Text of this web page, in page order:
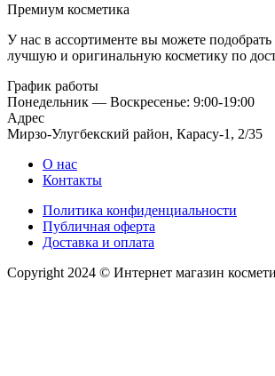
Премиум косметика
У нас в ассортименте вы можете
лучшую и оригинальную косметику по
График работы
Понедельник — Воскресенье: 9:00-19:00
Адрес
Мирзо-Улугбекский район, Карасу-1, 2/35
О нас
Контакты
Политика конфиденциальности
Публичная оферта
Доставка и оплата
Copyright 2024 © Интернет магазин